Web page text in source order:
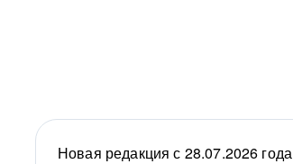
Новая редакция с 28.07.2026 года